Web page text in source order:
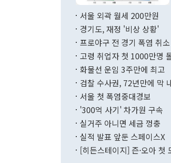
서울 외곽 월세 200만원
경기도, 재정 '비상 상황'
프로야구 전 경기 폭염 취소
고령 취업자 첫 1000만명
화물선 운임 3주만에 최고
검찰 수사권, 72년만에 막
서울 첫 폭염중대경보
'300억 사기' 차가원 구속
실거주 아니면 세금 껑충
실적 발표 앞둔 스페이스X
[히든스테이지] 즌·오아 첫